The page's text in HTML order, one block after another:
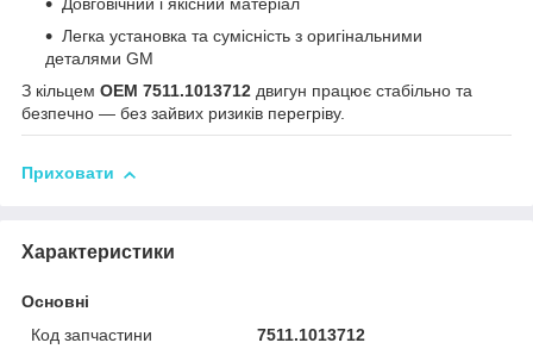
Довговічний і якісний матеріал
Легка установка та сумісність з оригінальними
деталями GM
З кільцем OEM 7511.1013712 двигун працює стабільно та
безпечно — без зайвих ризиків перегріву.
Приховати
Характеристики
Основні
Код запчастини
7511.1013712